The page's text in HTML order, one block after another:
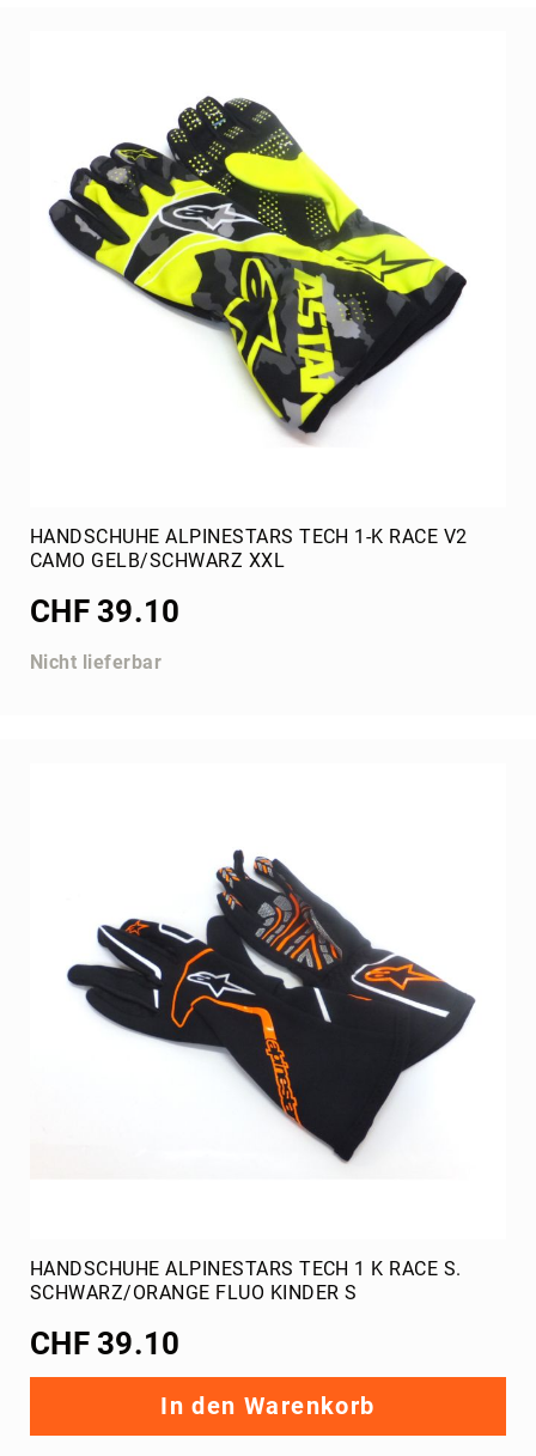
HANDSCHUHE ALPINESTARS TECH 1-K RACE V2
CAMO GELB/SCHWARZ XXL
CHF 39.10
Nicht lieferbar
HANDSCHUHE ALPINESTARS TECH 1 K RACE S.
SCHWARZ/ORANGE FLUO KINDER S
CHF 39.10
In den Warenkorb